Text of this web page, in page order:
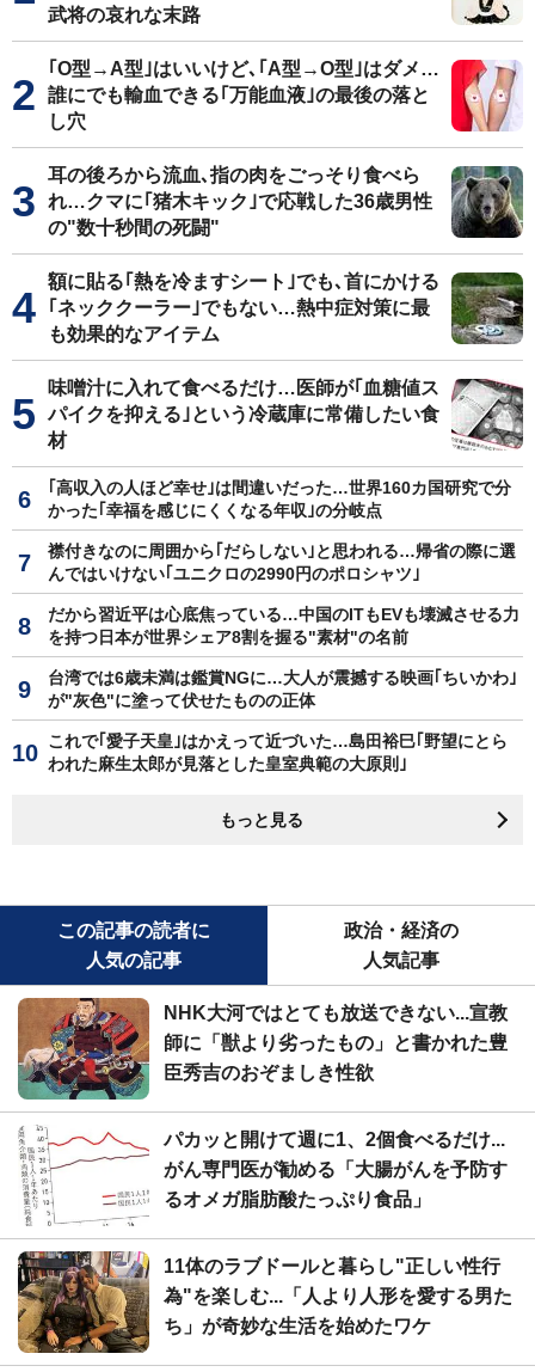
武将の哀れな末路
｢O型→A型｣はいいけど､｢A型→O型｣はダメ…
誰にでも輸血できる｢万能血液｣の最後の落と
し穴
耳の後ろから流血､指の肉をごっそり食べら
れ…クマに｢猪木キック｣で応戦した36歳男性
の"数十秒間の死闘"
額に貼る｢熱を冷ますシート｣でも､首にかける
｢ネッククーラー｣でもない…熱中症対策に最
も効果的なアイテム
味噌汁に入れて食べるだけ…医師が｢血糖値ス
パイクを抑える｣という冷蔵庫に常備したい食
材
｢高収入の人ほど幸せ｣は間違いだった…世界160カ国研究で分
かった｢幸福を感じにくくなる年収｣の分岐点
襟付きなのに周囲から｢だらしない｣と思われる…帰省の際に選
んではいけない｢ユニクロの2990円のポロシャツ｣
だから習近平は心底焦っている…中国のITもEVも壊滅させる力
を持つ日本が世界シェア8割を握る"素材"の名前
台湾では6歳未満は鑑賞NGに…大人が震撼する映画｢ちいかわ｣
が"灰色"に塗って伏せたものの正体
これで｢愛子天皇｣はかえって近づいた…島田裕巳｢野望にとら
われた麻生太郎が見落とした皇室典範の大原則｣
もっと見る
この記事の読者に
人気の記事
政治・経済の
人気記事
NHK大河ではとても放送できない...宣教
師に「獣より劣ったもの」と書かれた豊
臣秀吉のおぞましき性欲
パカッと開けて週に1、2個食べるだけ...
がん専門医が勧める「大腸がんを予防す
るオメガ脂肪酸たっぷり食品」
11体のラブドールと暮らし"正しい性行
為"を楽しむ...「人より人形を愛する男た
ち」が奇妙な生活を始めたワケ